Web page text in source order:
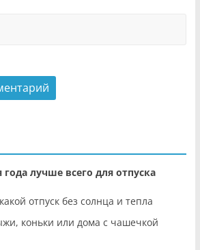
года лучше всего для отпуска
отпуск без солнца и тепла
коньки или дома с чашечкой